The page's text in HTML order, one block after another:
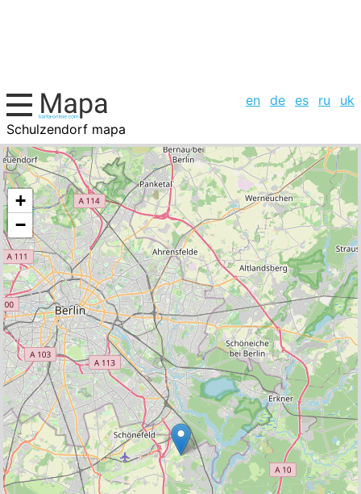
en de es ru
uk
Schulzendorf mapa
Alemania, la lista de ciudades
+
−